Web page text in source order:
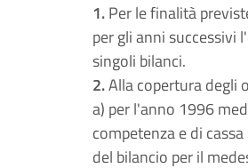
1.Per le finalità
per gli anni successivi
singoli bilanci.
2.Alla copertura degli
a) per l'anno 1996
competenza e di
del bilancio per il